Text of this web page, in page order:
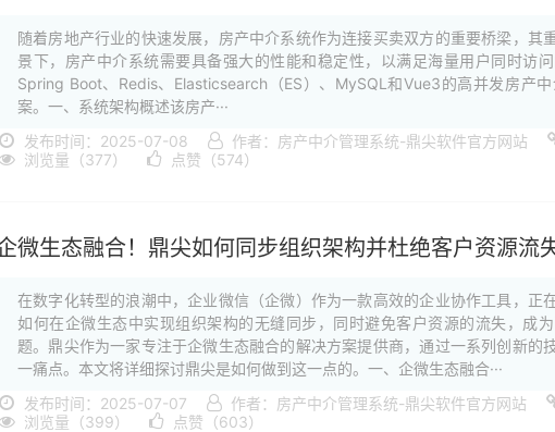
随着房地产行业的快速发展，房产中介系统作为连接买卖双方的重要桥梁，其
景下，房产中介系统需要具备强大的性能和稳定性，以满足海量用户同时访
Spring Boot、Redis、Elasticsearch（ES）、MySQL和Vue3的高并发房产
案。一、系统架构概述该房产···
发布时间：2025-07-08
作者：房产中介管理系统-鼎尖软件官方网站
浏览量（377）
点赞（574）
微生态融合！鼎尖如何同步组织架构并杜绝客户资源流
在数字化转型的浪潮中，企业微信（企微）作为一款高效的企业协作工具，正
如何在企微生态中实现组织架构的无缝同步，同时避免客户资源的流失，成
题。鼎尖作为一家专注于企微生态融合的解决方案提供商，通过一系列创新的
一痛点。本文将详细探讨鼎尖是如何做到这一点的。一、企微生态融合···
发布时间：2025-07-07
作者：房产中介管理系统-鼎尖软件官方网站
浏览量（399）
点赞（603）